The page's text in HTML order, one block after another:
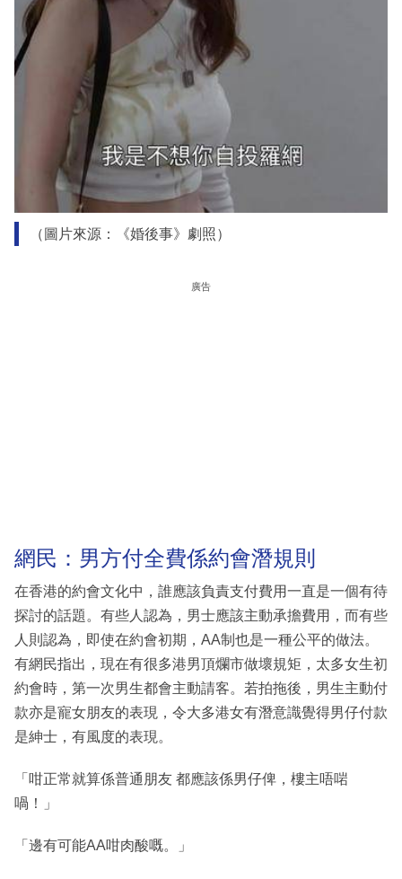
（圖片來源：《婚後事》劇照）
廣告
網民：男方付全費係約會潛規則
在香港的約會文化中，誰應該負責支付費用一直是一個有待
探討的話題。有些人認為，男士應該主動承擔費用，而有些
人則認為，即使在約會初期，AA制也是一種公平的做法。
有網民指出，現在有很多港男頂爛市做壞規矩，太多女生初
約會時，第一次男生都會主動請客。若拍拖後，男生主動付
款亦是寵女朋友的表現，令大多港女有潛意識覺得男仔付款
是紳士，有風度的表現。
「咁正常就算係普通朋友 都應該係男仔俾，樓主唔啱
喎！」
「邊有可能AA咁肉酸嘅。」